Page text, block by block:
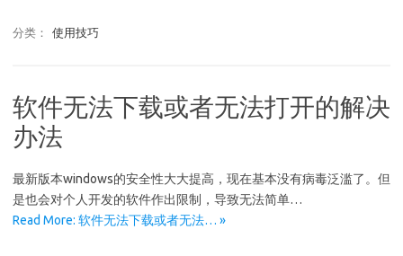
分类： 使用技巧
软件无法下载或者无法打开的解决
办法
最新版本windows的安全性大大提高，现在基本没有病毒泛滥了。但
是也会对个人开发的软件作出限制，导致无法简单…
Read More: 软件无法下载或者无法… »